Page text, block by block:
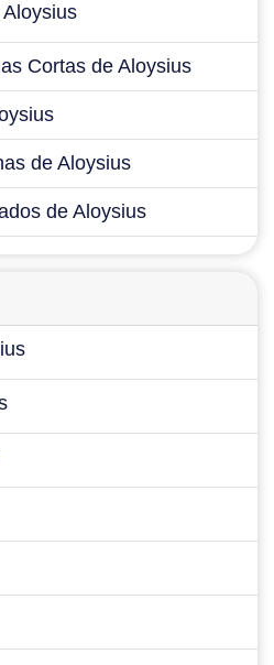
Cortas de Aloysius
de Aloysius
de Aloysius